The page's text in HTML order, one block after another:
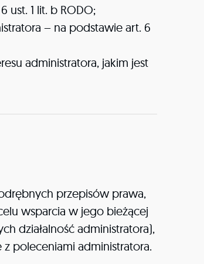
1 lit. b RODO;
– na podstawie art. 6
administratora, jakim jest
przepisów prawa,
wsparcia w jego bieżącej
działalność administratora),
poleceniami administratora.